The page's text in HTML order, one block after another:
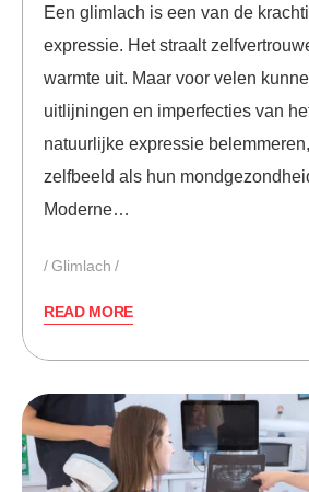
Een glimlach is een van de
expressie. Het straalt
warmte uit. Maar voor velen
uitlijningen en imperfecties van
natuurlijke expressie
zelfbeeld als hun
Moderne…
Glimlach
READ MORE